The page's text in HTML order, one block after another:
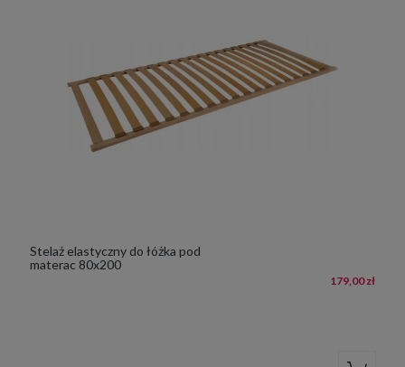
Stelaż elastyczny do łóżka pod
materac 80x200
179,00 zł